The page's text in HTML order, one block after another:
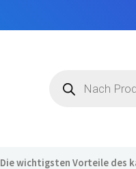
wichtigsten Vorteile des